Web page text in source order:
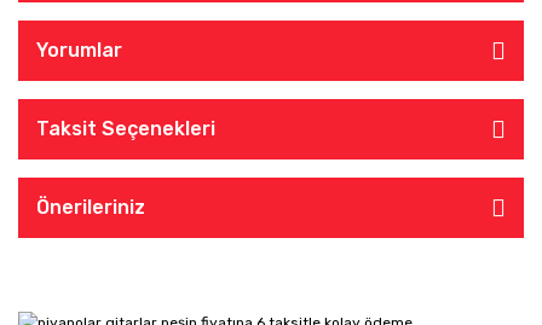
Yorumlar
Taksit Seçenekleri
Önerileriniz